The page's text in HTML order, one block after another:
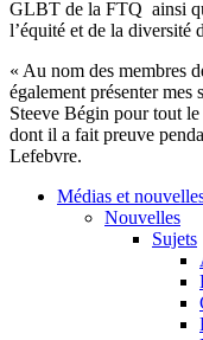
GLBT de la FTQ ainsi
l’équité et de la diversité
« Au nom des membres
également présenter mes
Steeve Bégin pour tout
dont il a fait preuve
Lefebvre.
Médias et
Nouvelles
Sujets